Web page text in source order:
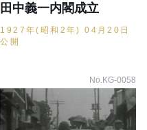
田中義一内閣成立
1927年(昭和2年) 04月20日
公開
No.KG-0058